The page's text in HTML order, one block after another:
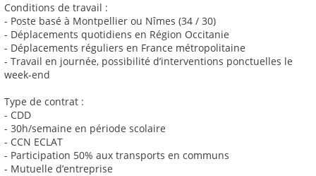
Conditions de travail :
- Poste basé à Montpellier ou Nîmes (34 / 30)
- Déplacements quotidiens en Région Occitanie
- Déplacements réguliers en France métropolitaine
- Travail en journée, possibilité d’interventions ponctuelles le
week-end
Type de contrat :
- CDD
- 30h/semaine en période scolaire
- CCN ECLAT
- Participation 50% aux transports en communs
- Mutuelle d’entreprise